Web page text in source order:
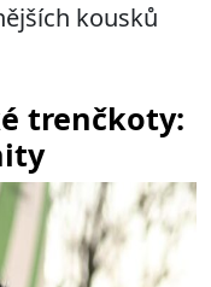
kousků
trenčkoty: